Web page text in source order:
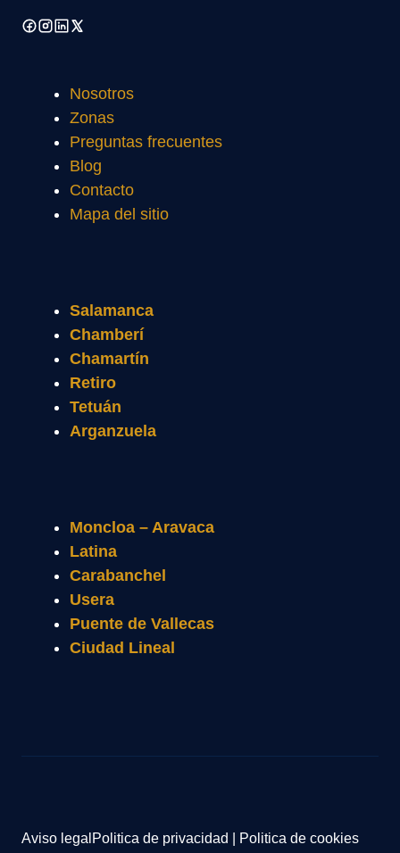
Nosotros
Zonas
Preguntas frecuentes
Blog
Contacto
Mapa del sitio
Salamanca
Chamberí
Chamartín
Retiro
Tetuán
Arganzuela
Moncloa – Aravaca
Latina
Carabanchel
Usera
Puente de Vallecas
Ciudad Lineal
Aviso legal Politica de privacidad Politica de cookies